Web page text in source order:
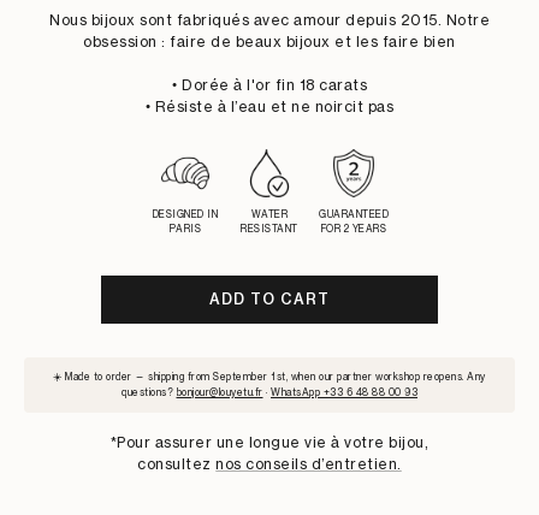
Nous bijoux sont fabriqués avec amour depuis 2015. Notre
obsession : faire de beaux bijoux et les faire bien
• Dorée à l'or fin 18 carats
• Résiste à l’eau et ne noircit pas
DESIGNED IN
PARIS
WATER
RESISTANT
GUARANTEED
FOR 2 YEARS
ADD TO CART
☀️ Made to order — shipping from September 1st, when our partner workshop reopens. Any
questions? bonjour@louyetu.fr · WhatsApp +33 6 48 88 00 93
*Pour assurer une longue vie à votre bijou,
consulteznos conseils d’entretien.